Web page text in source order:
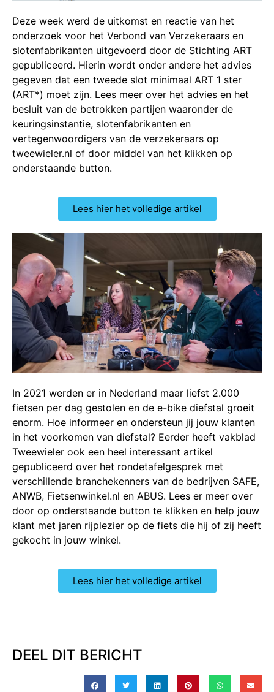
Deze week werd de uitkomst en reactie van het
onderzoek voor het Verbond van Verzekeraars en
slotenfabrikanten uitgevoerd door de Stichting ART
gepubliceerd. Hierin wordt onder andere het advies
gegeven dat een tweede slot minimaal ART 1 ster
(ART*) moet zijn. Lees meer over het advies en het
besluit van de betrokken partijen waaronder de
keuringsinstantie, slotenfabrikanten en
vertegenwoordigers van de verzekeraars op
tweewieler.nl of door middel van het klikken op
onderstaande button.
Lees hier het volledige artikel
In 2021 werden er in Nederland maar liefst 2.000
fietsen per dag gestolen en de e-bike diefstal groeit
enorm. Hoe informeer en ondersteun jij jouw klanten
in het voorkomen van diefstal? Eerder heeft vakblad
Tweewieler ook een heel interessant artikel
gepubliceerd over het rondetafelgesprek met
verschillende branchekenners van de bedrijven SAFE,
ANWB, Fietsenwinkel.nl en ABUS. Lees er meer over
door op onderstaande button te klikken en help jouw
klant met jaren rijplezier op de fiets die hij of zij heeft
gekocht in jouw winkel.
Lees hier het volledige artikel
DEEL DIT BERICHT